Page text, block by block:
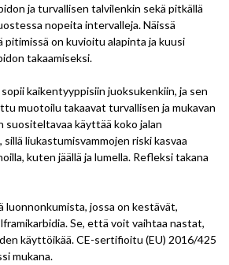
ja turvallisen talvilenkin sekä pitkällä
nopeita intervalleja. Näissä
on kuvioitu alapinta ja kuusi
takaamiseksi.
kaikentyyppisiin juoksukenkiin, ja sen
muotoilu takaavat turvallisen ja mukavan
suositeltavaa käyttää koko jalan
liukastumisvammojen riski kasvaa
kuten jäällä ja lumella. Refleksi takana
jossa on kestävät,
Se, että voit vaihtaa nastat,
käyttöikää. CE-sertifioitu (EU) 2016/425
mukana.